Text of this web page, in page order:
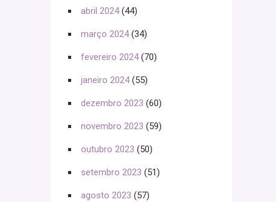
abril 2024(44)
março 2024(34)
fevereiro 2024(70)
janeiro 2024(55)
dezembro 2023 (60)
novembro 2023 (59)
outubro 2023 (50)
setembro 2023 (51)
agosto 2023 (57)